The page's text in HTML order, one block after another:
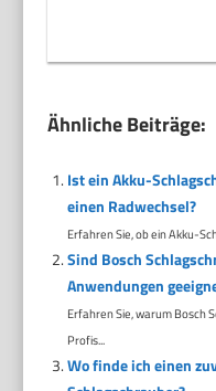
Ähnliche Beiträge:
Ist ein Akku-
einen Radwechsel?
Erfahren Sie, ob ein Akku-
Sind Bosch
Anwendungen
Erfahren Sie, warum Bosch
Profis...
Wo finde ich einen